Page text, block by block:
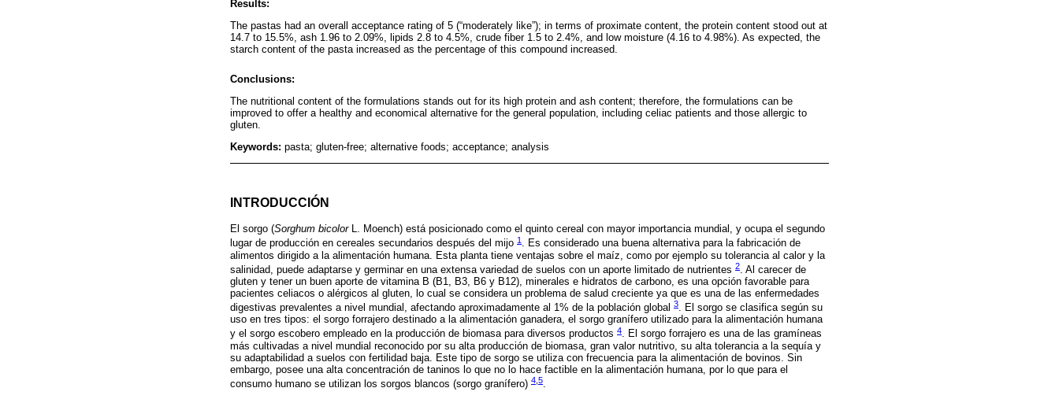
Results:
The pastas had an overall acceptance rating of 5 (“moderately like”); in terms of proximate content, the protein content stood out at
14.7 to 15.5%, ash 1.96 to 2.09%, lipids 2.8 to 4.5%, crude fiber 1.5 to 2.4%, and low moisture (4.16 to 4.98%). As expected, the
starch content of the pasta increased as the percentage of this compound increased.
Conclusions:
The nutritional content of the formulations stands out for its high protein and ash content; therefore, the formulations can be
improved to offer a healthy and economical alternative for the general population, including celiac patients and those allergic to
gluten.
Keywords: pasta; gluten-free; alternative foods; acceptance; analysis
INTRODUCCIÓN
El sorgo (Sorghum bicolorL. Moench) está posicionado como el quinto cereal con mayor importancia mundial, y ocupa el segundo
lugar de producción en cereales secundarios después del mijo 1 . Es considerado una buena alternativa para la fabricación de
alimentos dirigido a la alimentación humana. Esta planta tiene ventajas sobre el maíz, como por ejemplo su tolerancia al calor y la
salinidad, puede adaptarse y germinar en una extensa variedad de suelos con un aporte limitado de nutrientes 2. Al carecer de
gluten y tener un buen aporte de vitamina B (B1, B3, B6 y B12), minerales e hidratos de carbono, es una opción favorable para
pacientes celiacos o alérgicos al gluten, lo cual se considera un problema de salud creciente ya que es una de las enfermedades
digestivas prevalentes a nivel mundial, afectando aproximadamente al 1% de la población global 3. El sorgo se clasifica según su
uso en tres tipos: el sorgo forrajero destinado a la alimentación ganadera, el sorgo granífero utilizado para la alimentación humana
y el sorgo escobero empleado en la producción de biomasa para diversos productos 4. El sorgo forrajero es una de las gramíneas
más cultivadas a nivel mundial reconocido por su alta producción de biomasa, gran valor nutritivo, su alta tolerancia a la sequía y
su adaptabilidad a suelos con fertilidad baja. Este tipo de sorgo se utiliza con frecuencia para la alimentación de bovinos. Sin
embargo, posee una alta concentración de taninos lo que no lo hace factible en la alimentación humana, por lo que para el
consumo humano se utilizan los sorgos blancos (sorgo granífero) 4 5.